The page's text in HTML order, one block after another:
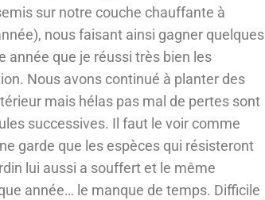
sur notre couche chauffante à
nous faisant ainsi gagner quelques
année que je réussi très bien les
Nous avons continué à planter des
mais hélas pas mal de pertes sont
successives. Il faut le voir comme
garde que les espèces qui résisteront
lui aussi a souffert et le même
année… le manque de temps. Difficile